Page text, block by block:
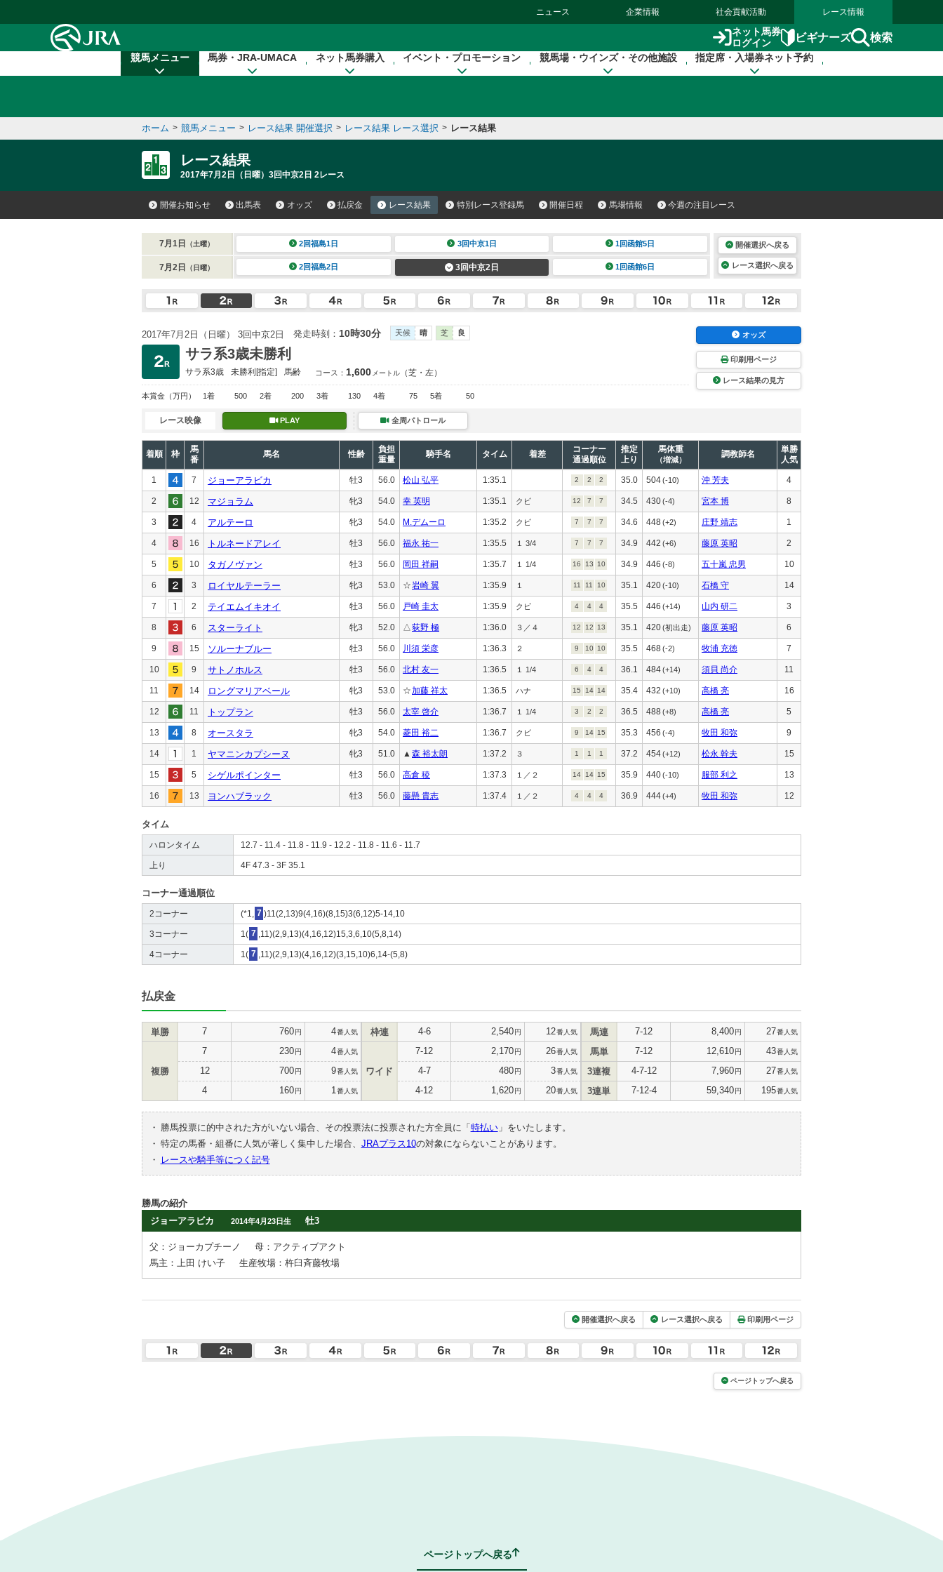
ニュース 企業情報 社会貢献活動 レース情報
ネット馬券
ログイン
ビギナーズ 検索
競馬メニュー 馬券・JRA-UMACA ネット馬券購入 イベント・プロモーション 競馬場・ウインズ・その他施設 指定席・入場券ネット予約
ホーム > 競馬メニュー > レース結果 開催選択 > レース結果 レース選択 > レース結果
レース結果
2017年7月2日（日曜）3回中京2日 2レース
開催お知らせ 出馬表 オッズ 払戻金 レース結果 特別レース登録馬 開催日程 馬場情報 今週の注目レース
7月1日 （土曜） 2回福島1日 3回中京1日 1回函館5日
7月2日 （日曜） 2回福島2日 3回中京2日 1回函館6日
開催選択へ戻る
レース選択へ戻る
2017年7月2日（日曜） 3回中京2日 発走時刻： 10時30分 天候 晴 芝 良
サラ系3歳未勝利
サラ系3歳 未勝利[指定] 馬齢 コース： 1,600 メートル （芝・左）
本賞金 （万円） 1着 500 2着 200 3着 130 4着 75 5着 50
オッズ
印刷用ページ
レース結果の見方
レース映像 PLAY 全周パトロール
着順 枠
馬
番
馬名 性齢
負担
重量
騎手名 タイム 着差
コーナー
通過順位
推定
上り
馬体重
（増減）
調教師名
単勝
人気
1 7 ジョーアラビカ 牡3 56.0 松山 弘平 1:35.1 2 2 2 35.0 504(-10) 沖 芳夫 4
2 12 マジョラム 牝3 54.0 幸 英明 1:35.1 クビ 12 7 7 34.5 430(-4) 宮本 博 8
3 4 アルテーロ 牝3 54.0 M.デムーロ 1:35.2 クビ 7 7 7 34.6 448(+2) 庄野 靖志 1
4 16 トルネードアレイ 牡3 56.0 福永 祐一 1:35.5 １ 3/4 7 7 7 34.9 442 (+6) 藤原 英昭 2
5 10 タガノヴァン 牡3 56.0 岡田 祥嗣 1:35.7 １ 1/4 16 13 10 34.9 446 (-8) 五十嵐 忠男 10
6 3 ロイヤルテーラー 牝3 53.0 ☆岩崎 翼 1:35.9 １ 11 11 10 35.1 420(-10) 石橋 守 14
7 2 テイエムイキオイ 牡3 56.0 戸崎 圭太 1:35.9 クビ 4 4 4 35.5 446 (+14) 山内 研二 3
8 6 スターライト 牝3 52.0 △荻野 極 1:36.0 ３／４ 12 12 13 35.1 420(初出走) 藤原 英昭 6
9 15 ソルーナブルー 牡3 56.0 川須 栄彦 1:36.3 ２ 9 10 10 35.5 468(-2) 牧浦 充徳 7
10 9 サトノホルス 牡3 56.0 北村 友一 1:36.5 １ 1/4 6 4 4 36.1 484(+14) 須貝 尚介 11
11 14 ロングマリアベール 牝3 53.0 ☆加藤 祥太 1:36.5 ハナ 15 14 14 35.4 432 (+10) 高橋 亮 16
12 11 トップラン 牡3 56.0 太宰 啓介 1:36.7 １ 1/4 3 2 2 36.5 488 (+8) 高橋 亮 5
13 8 オースタラ 牝3 54.0 菱田 裕二 1:36.7 クビ 9 14 15 35.3 456 (-4) 牧田 和弥 9
14 1 ヤマニンカプシーヌ 牝3 51.0 ▲ 森 裕太朗 1:37.2 ３ 1 1 1 37.2 454(+12) 松永 幹夫 15
15 5 シゲルポインター 牡3 56.0 高倉 稜 1:37.3 １／２ 14 14 15 35.9 440(-10) 服部 利之 13
16 13 ヨンハブラック 牡3 56.0 藤懸 貴志 1:37.4 １／２ 4 4 4 36.9 444(+4) 牧田 和弥 12
タイム
ハロンタイム 12.7 - 11.4 - 11.8 - 11.9 - 12.2 - 11.8 - 11.6 - 11.7
上り 4F 47.3 - 3F 35.1
コーナー通過順位
2コーナー (*1, 7 )11(2,13)9(4,16)(8,15)3(6,12)5-14,10
3コーナー 1( 7 ,11)(2,9,13)(4,16,12)15,3,6,10(5,8,14)
4コーナー 1( 7 ,11)(2,9,13)(4,16,12)(3,15,10)6,14-(5,8)
払戻金
単勝 7 760円 4番人気
複勝
7 230円 4番人気
12 700円 9番人気
4 160円 1 番人気
枠連 4-6 2,540円 12番人気
ワイド
7-12 2,170円 26番人気
4-7 480円 3番人気
4-12 1,620円 20番人気
馬連 7-12 8,400円 27番人気
馬単 7-12 12,610円 43番人気
3連複 4-7-12 7,960円 27番人気
3連単 7-12-4 59,340円 195番人気
・ 勝馬投票に的中された方がいない場合、その投票法に投票された方全員に「 特払い」をいたします。
・ 特定の馬番・組番に人気が著しく集中した場合、 JRAプラス10の対象にならないことがあります。
・
レースや騎手等につく記号
勝馬の紹介
ジョーアラビカ
2014年4月23日生 牡3
父：ジョーカプチーノ
母：アクティブアクト
馬主：上田 けい子
生産牧場：杵臼斉藤牧場
開催選択へ戻る レース選択へ戻る 印刷用ページ
ページトップへ戻る
ページトップへ戻る